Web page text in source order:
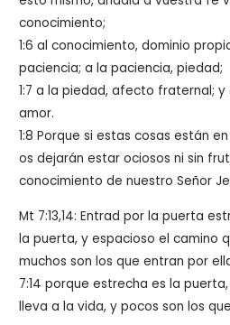
conocimiento;
1:6 al conocimiento, dominio
paciencia; a la paciencia, piedad;
1:7 a la piedad, afecto fraternal;
amor.
1:8 Porque si estas cosas están
os dejarán estar ociosos ni sin
conocimiento de nuestro Señor
Mt 7:13,14:Entrad por la puerta
la puerta, y espacioso el camino
muchos son los que entran por
7:14 porque estrecha es la
lleva a la vida, y pocos son los